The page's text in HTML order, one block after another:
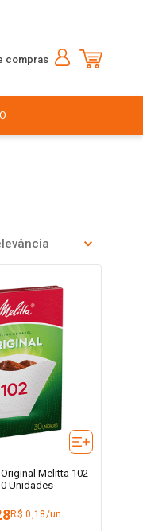
compras
Melitta 102
Unidades
R$ 0,18/un